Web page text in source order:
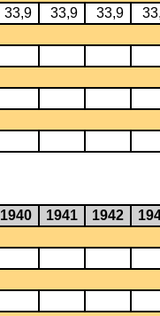
33,9 33,9 33,9
1940 1941 1942